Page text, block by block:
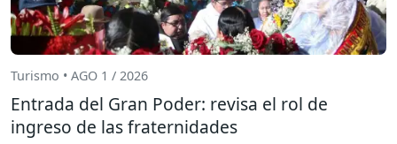
Turismo • AGO 1 / 2026
Entrada del Gran Poder: revisa el rol de
ingreso de las fraternidades